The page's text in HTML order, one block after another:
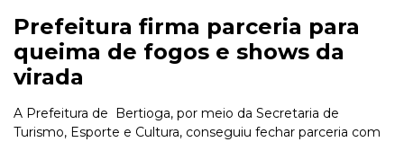
Prefeitura firma parceria para
queima de fogos e shows da
virada
A Prefeitura de Bertioga, por meio da Secretaria de
Turismo, Esporte e Cultura, conseguiu fechar parceria com